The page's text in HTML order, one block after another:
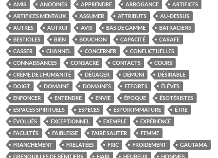
AMIS
ANODINES APPRENDRE ARROGANCE
ARTIFICES
ARTIFICES MENTAUX
ASSUMER ATTRIBUTS
AU-DESSUS
AUTRES
AUTRUI AVIS BAS DE GAMME
BATRACIENS
BESTIOLES
BIEN BOUCHON CAPACITÉ
CARAFE
CASSER
CHANNEL CONCERNER
CONFLICTUELLES
CONNAISSANCES
CONSACRÉ CONTACTS
COURS
CRÈME DE L'HUMANITÉ
DÉGAGER DÉMUNI
DÉSIRABLE
DOIGT
DOMAINE DOMAINES EFFORTS
ÉLÈVES
ENFONCER
ENTENDRE ENVIE ÉPOQUE
ÉSOTÉRISTES
ESPACES SPIRITUELS
ESPÈCES ESPOIR IMMATURE
ÊTRE
ÉVOLUÉS
EXCEPTIONNEL EXEMPLE
EXPÉRIENCE
FACULTÉS
FAIBLESSE FAIRE SAUTER
FEMME
FRANCHEMENT
FRELATÉES FRIC FROIDEMENT
GAUTAMA
GRENOUILLES DE BÉNITIERS
HAÏR HEUREUX HOMMES